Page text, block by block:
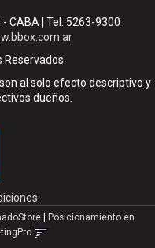
CABA | Tel: 5263-9300
Reservados
al solo efecto descriptivo y
dueños.
| Posicionamiento en